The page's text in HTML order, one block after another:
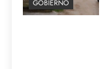
GOBIERNO